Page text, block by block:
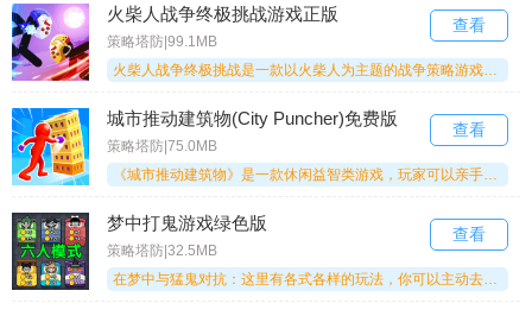
火柴人战争终极挑战游戏正版
策略塔防|99.1MB
火柴人战争终极挑战是一款以火柴人为主题的战争策略游戏。玩家将化身为指挥官，率领火柴人军队投身各类战斗与战役，最终达成统一世界的目标。在游戏里，玩家能够打造专属基地，招募并训练火柴人士兵，升级武器装备与科技，从而提升自身的战斗能力。
查看
城市推动建筑物(City Puncher)免费版
策略塔防|75.0MB
《城市推动建筑物》是一款休闲益智类游戏，玩家可以亲手打造专属城市，管理各类资源、吸引居民入住。随着居民数量增长，城市发展节奏加快，更需要合理分配资源、规划城市布局，以此提升居民生活质量。快来体验吧！
查看
梦中打鬼游戏绿色版
策略塔防|32.5MB
在梦中与猛鬼对抗：这里有各式各样的玩法，你可以主动去探索更多未知区域，还有海量的策略可供选择。随时都能开启一局多人协作模式，和队友们一起消灭这些猛鬼。积极投身每一场战斗，还能邀请小伙伴共同闯关，不断提升自己的等级，升级塔防设施。感兴趣的话，不妨来试试看！
查看